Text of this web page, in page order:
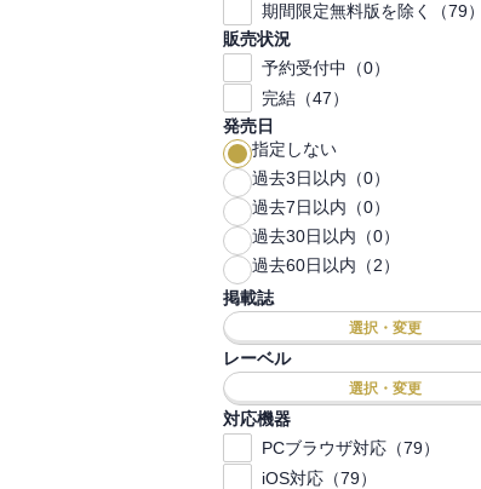
期間限定無料版を除く（79）
販売状況
予約受付中（0）
完結（47）
発売日
指定しない
過去3日以内（0）
過去7日以内（0）
過去30日以内（0）
過去60日以内（2）
掲載誌
選択・変更
レーベル
選択・変更
対応機器
PCブラウザ対応（79）
iOS対応（79）